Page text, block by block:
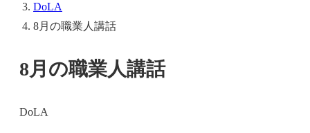
DoLA
8月の職業人講話
8月の職業人講話
DoLA